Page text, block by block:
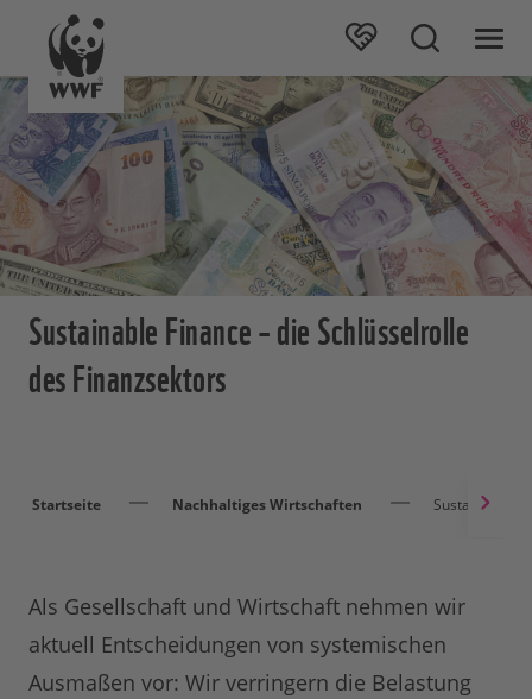
Sustainable Finance – die Schlüsselrolle
des Finanzsektors
Startseite Nachhaltiges Wirtschaften Sustainable
Als Gesellschaft und Wirtschaft nehmen wir
aktuell Entscheidungen von systemischen
Ausmaßen vor: Wir verringern die Belastung